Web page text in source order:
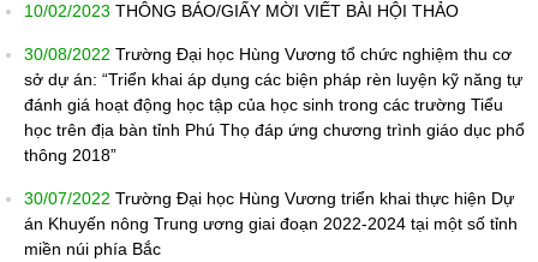
10/02/2023 THÔNG BÁO/GIẤY MỜI VIẾT BÀI HỘI THẢO
30/08/2022 Trường Đại học Hùng Vương tổ chức nghiệm thu cơ
sở dự án: “Triển khai áp dụng các biện pháp rèn luyện kỹ năng tự
đánh giá hoạt động học tập của học sinh trong các trường Tiểu
học trên địa bàn tỉnh Phú Thọ đáp ứng chương trình giáo dục phổ
thông 2018”
30/07/2022 Trường Đại học Hùng Vương triển khai thực hiện Dự
án Khuyến nông Trung ương giai đoạn 2022-2024 tại một số tỉnh
miền núi phía Bắc